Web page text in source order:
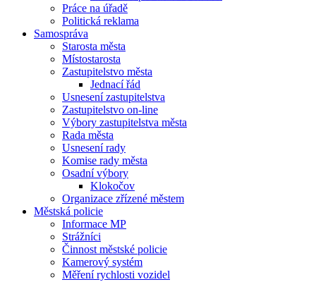
Práce na úřadě
Politická reklama
Samospráva
Starosta města
Místostarosta
Zastupitelstvo města
Jednací řád
Usnesení zastupitelstva
Zastupitelstvo on-line
Výbory zastupitelstva města
Rada města
Usnesení rady
Komise rady města
Osadní výbory
Klokočov
Organizace zřízené městem
Městská policie
Informace MP
Strážníci
Činnost městské policie
Kamerový systém
Měření rychlosti vozidel